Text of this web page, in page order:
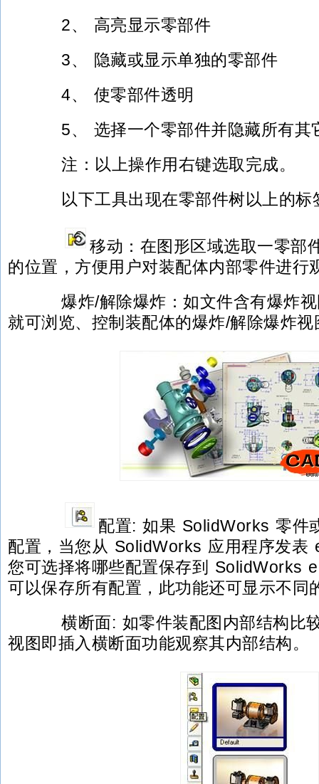
2、 高亮显示零部件
3、 隐藏或显示单独的零部件
4、 使零部件透明
5、 选择一个零部件并隐藏所有其
注：以上操作用右键选取完成。
以下工具出现在零部件树以上的标
移动：在图形区域选取一零部
的位置，方便用户对装配体内部零件进行
爆炸/解除爆炸：如文件含有爆炸视
就可浏览、控制装配体的爆炸/解除爆炸视
配置: 如果 SolidWorks 零件
配置，当您从 SolidWorks 应用程序发表
您可选择将哪些配置保存到 SolidWorks
可以保存所有配置，此功能还可显示不同
横断面: 如零件装配图内部结构比
视图即插入横断面功能观察其内部结构。